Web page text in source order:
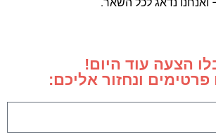
הצעה עוד היום!
פרטימים ונחזור אליכם: